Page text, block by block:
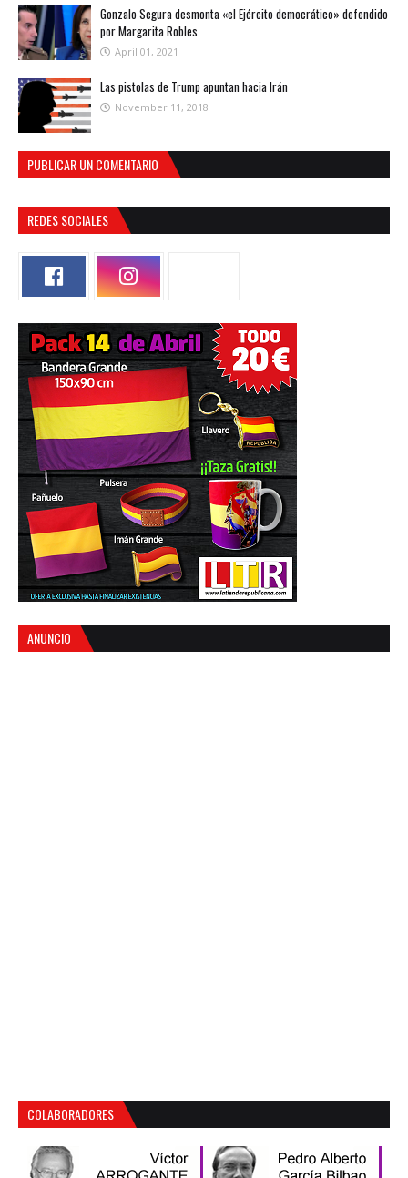
Gonzalo Segura desmonta «el Ejército democrático» defendido
por Margarita Robles
April 01, 2021
Las pistolas de Trump apuntan hacia Irán
November 11, 2018
PUBLICAR UN COMENTARIO
REDES SOCIALES
ANUNCIO
COLABORADORES